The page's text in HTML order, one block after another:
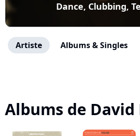
Dance, Clubbing,
Artiste Albums & Singles
Albums de David